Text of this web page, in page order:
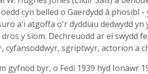
cyn belled o Gaerdydd â phosibl
a'i atgoffa o'r dyddiau dedwydd yn
y siom. Dechreuodd ar ei swydd
sgriptwyr, actorion a
gyfnod byr, o Fedi 1939 hyd